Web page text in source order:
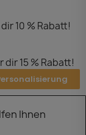
10 % Rabatt!
dir 15 % Rabatt!
Ihnen